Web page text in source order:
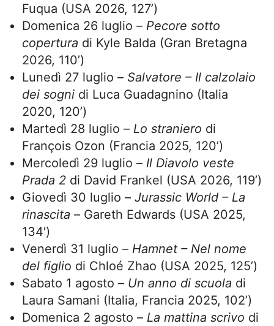
Fuqua (USA 2026, 127’)
Domenica 26 luglio – Pecore sotto
copertura di Kyle Balda (Gran Bretagna
2026, 110’)
Lunedì 27 luglio – Salvatore – Il calzolaio
dei sogni di Luca Guadagnino (Italia
2020, 120’)
Martedì 28 luglio – Lo straniero di
François Ozon (Francia 2025, 120’)
Mercoledì 29 luglio – Il Diavolo veste
Prada 2 di David Frankel (USA 2026, 119’)
Giovedì 30 luglio – Jurassic World – La
rinascita –Gareth Edwards (USA 2025,
134′)
Venerdì 31 luglio – Hamnet – Nel nome
del figlio di Chloé Zhao (USA 2025, 125’)
Sabato 1 agosto – Un anno di scuola di
Laura Samani (Italia, Francia 2025, 102’)
Domenica 2 agosto – La mattina scrivo di